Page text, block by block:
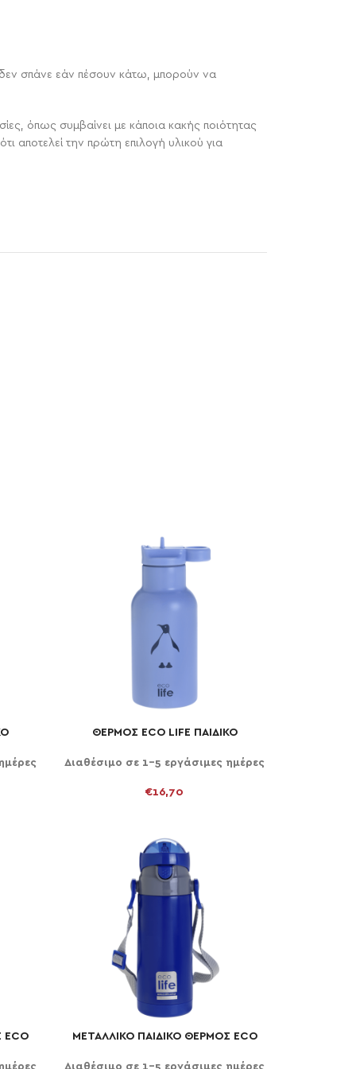
δεν σπάνε εάν πέσουν κάτω, μπορούν να
όπως συμβαίνει με κάποια κακής ποιότητας
αποτελεί την πρώτη επιλογή υλικού για
ΠΡΟΣΘΉΚΗ ΣΤΟ ΚΑΛΆΘΙ
ΘΕΡΜΟΣ ECO LIFE ΠΑΙΔΙΚΟ
Διαθέσιμο σε 1-5 εργάσιμες ημέρες
€16,70
ECO
ΠΡΟΣΘΉΚΗ ΣΤΟ ΚΑΛΆΘΙ
ΜΕΤΑΛΛΙΚΟ ΠΑΙΔΙΚΟ ΘΕΡΜΟΣ ECO
Διαθέσιμο σε 1-5 εργάσιμες ημέρες